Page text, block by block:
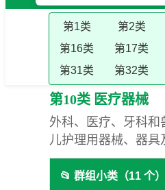
第1类 第2类
第16类
第17类
第31类
第32类
第10类 医疗器械
外科、医疗、牙科
儿护理用器械、器具
📂 群组小类（11 个）